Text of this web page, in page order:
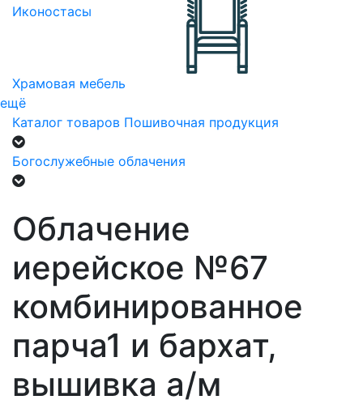
Иконостасы
Храмовая мебель
ещё
Каталог товаров Пошивочная продукция
Богослужебные облачения
Облачение
иерейское №67
комбинированное
парча1 и бархат,
вышивка а/м